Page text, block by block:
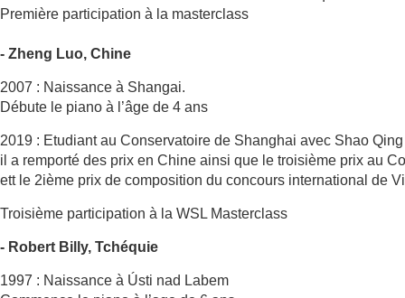
Première participation à la masterclass
- Zheng Luo, Chine
2007 : Naissance à Shangai.
Débute le piano à l’âge de 4 ans
2019 : Etudiant au Conservatoire de Shanghai avec Shao
il a remporté des prix en Chine ainsi que le troisième prix au
ett le 2ième prix de composition du concours international de
Troisième participation à la WSL Masterclass
- Robert Billy, Tchéquie
1997 : Naissance à Ústi nad Labem